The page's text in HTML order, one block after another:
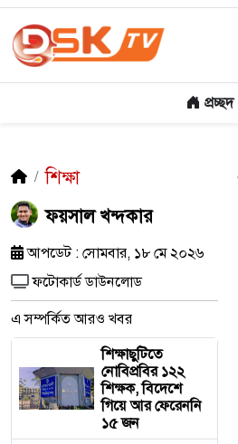
প্রচ্ছদ
শিক্ষা
ফয়সাল খন্দকার
আপডেট : সোমবার, ১৮ মে ২০২৬
ফটোকার্ড ডাউনলোড
এ সম্পর্কিত আরও খবর
শিক্ষাছুটিতে
নোবিপ্রবির ১২২
শিক্ষক, বিদেশে
গিয়ে আর ফেরেননি
১৫ জন